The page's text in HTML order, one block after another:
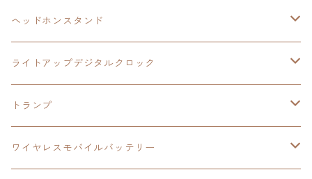
置くだけスピーカー
飾れるはがき
モバイルバッテリー
碧の軌跡：改
創の軌跡
ケーブルステージ
イラストフレームクロック
40周年記念
黎の軌跡
閃の軌跡Ⅲ
ソーラーパネル
LEDライト付き
閃の軌跡Ⅳ
イースⅨ
零の軌跡：改
碧の軌跡：改
創の軌跡
サンリオ
ワンピース
今日から俺は！！
ゴジラ
ヘッドホンスタンド
閃の軌跡Ⅳ
イースⅨ
零の軌跡：改
ライトアップデジタルクロック
閃の軌跡Ⅳ
イースⅨ
トランプ
日本ファルコム
ワイヤレスモバイルバッテリー